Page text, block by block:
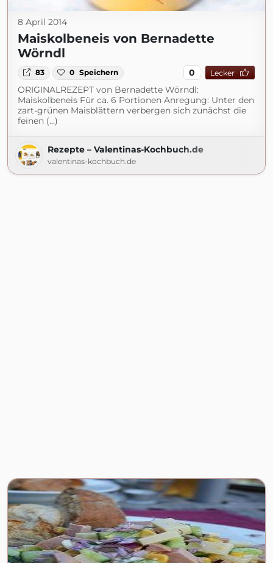
8 April 2014
Maiskolbeneis von Bernadette
Wörndl
83 0 Speichern 0 Lecker
ORIGINALREZEPT von Bernadette Wörndl:
Maiskolbeneis Für ca. 6 Portionen Anregung: Unter den
zart-grünen Maisblättern verbergen sich zunächst die
feinen (...)
Rezepte – Valentinas-Kochbuch.de
valentinas-kochbuch.de